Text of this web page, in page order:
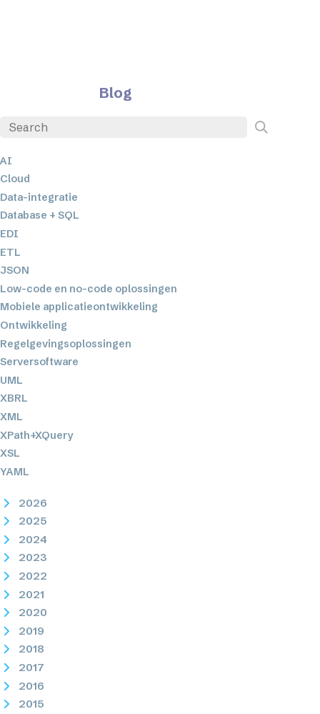
Blog
AI
Cloud
Data-integratie
Database + SQL
EDI
ETL
JSON
Low-code en no-code oplossingen
Mobiele applicatieontwikkeling
Ontwikkeling
Regelgevingsoplossingen
Serversoftware
UML
XBRL
XML
XPath+XQuery
XSL
YAML
2026
2025
2024
2023
2022
2021
2020
2019
2018
2017
2016
2015